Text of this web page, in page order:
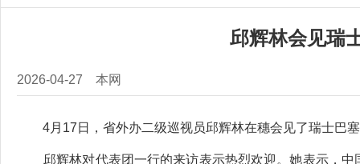
邱辉林会见瑞
2026-04-27 本网
4月17日，省外办二级巡视员邱辉林在穗会见了瑞士巴塞
邱辉林对代表团一行的来访表示热烈欢迎。她表示，中